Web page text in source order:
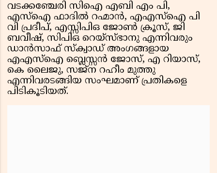
വടക്കഞ്ചേരി സിഐ എബി എം പി,
എസ്‌ഐ ഫാദിൽ റഹ്മാൻ, എഎസ്‌ഐ പി
വി പ്രദീപ്, എസ്സിപിഒ ജോൺ ക്രൂസ്, ജി
ബവീഷ്, സിപിഒ റെയ്‌സ്ഭാനു എന്നിവരും
ഡാൻസാഫ് സ്‌ക്വാഡ് അംഗങ്ങളായ
എഎസ്‌ഐ ബ്ലെസ്സൻ ജോസ്, എ റിയാസ്,
കെ ലൈജു, സജ്‌ന റഹീം മുത്തു
എന്നിവരടങ്ങിയ സംഘമാണ് പ്രതികളെ
പിടികൂടിയത്.